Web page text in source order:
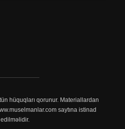
hüquqları qorunur. Materiallardan
saytına istinad
edilməlidir.